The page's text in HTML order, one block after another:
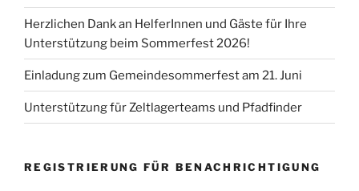
Herzlichen Dank an HelferInnen und Gäste für Ihre
Unterstützung beim Sommerfest 2026!
Einladung zum Gemeindesommerfest am 21. Juni
Unterstützung für Zeltlagerteams und Pfadfinder
REGISTRIERUNG FÜR BENACHRICHTIGUNG